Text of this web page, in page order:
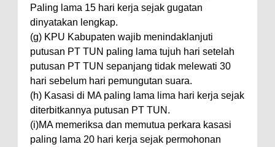
Paling lama 15 hari kerja sejak gugatan
dinyatakan lengkap.
(g) KPU Kabupaten wajib menindaklanjuti
putusan PT TUN paling lama tujuh hari setelah
putusan PT TUN sepanjang tidak melewati 30
hari sebelum hari pemungutan suara.
(h) Kasasi di MA paling lama lima hari kerja sejak
diterbitkannya putusan PT TUN.
(i)MA memeriksa dan memutua perkara kasasi
paling lama 20 hari kerja sejak permohonan